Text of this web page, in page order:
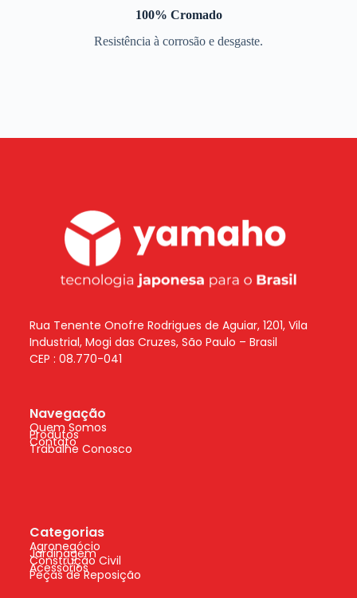
100% Cromado
Resistência à corrosão e desgaste.
Rua Tenente Onofre Rodrigues de Aguiar, 1201, Vila
Industrial, Mogi das Cruzes, São Paulo – Brasil
CEP : 08.770-041
Navegação
Quem Somos
Produtos
Contato
Trabalhe Conosco
Categorias
Agronegócio
Jardinagem
Construção Civil
Acessórios
Peças de Reposição